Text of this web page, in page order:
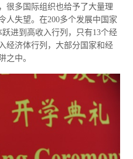
很多国际组织也给予了大量理
人失望。在200多个发展中国家
进到高收入行列，只有13个经
经济体行列，大部分国家和经
之中。